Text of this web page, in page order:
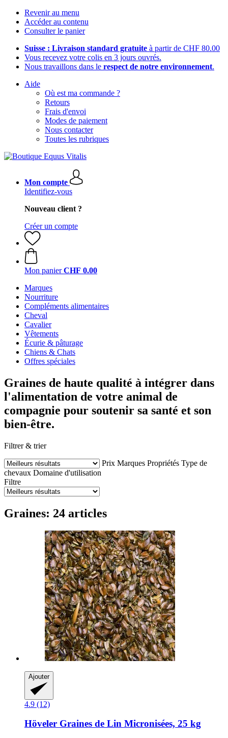
Revenir au menu
Accéder au contenu
Consulter le panier
Suisse : Livraison standard gratuite à partir de CHF 80.00
Vous recevez votre colis en 3 jours ouvrés.
Nous travaillons dans le respect de notre environnement.
Aide
Où est ma commande ?
Retours
Frais d'envoi
Modes de paiement
Nous contacter
Toutes les rubriques
Mon compte
Identifiez-vous
Nouveau client ?
Créer un compte
Mon panier CHF 0.00
Marques
Nourriture
Compléments alimentaires
Cheval
Cavalier
Vêtements
Écurie & pâturage
Chiens & Chats
Offres spéciales
Graines de haute qualité à intégrer dans
l'alimentation de votre animal de
compagnie pour soutenir sa santé et son
bien-être.
Filtrer & trier
Prix Marques Propriétés Type de
chevaux Domaine d'utilisation
Filtre
Graines: 24 articles
Ajouter
4.9 (12)
Höveler Graines de Lin Micronisées, 25 kg